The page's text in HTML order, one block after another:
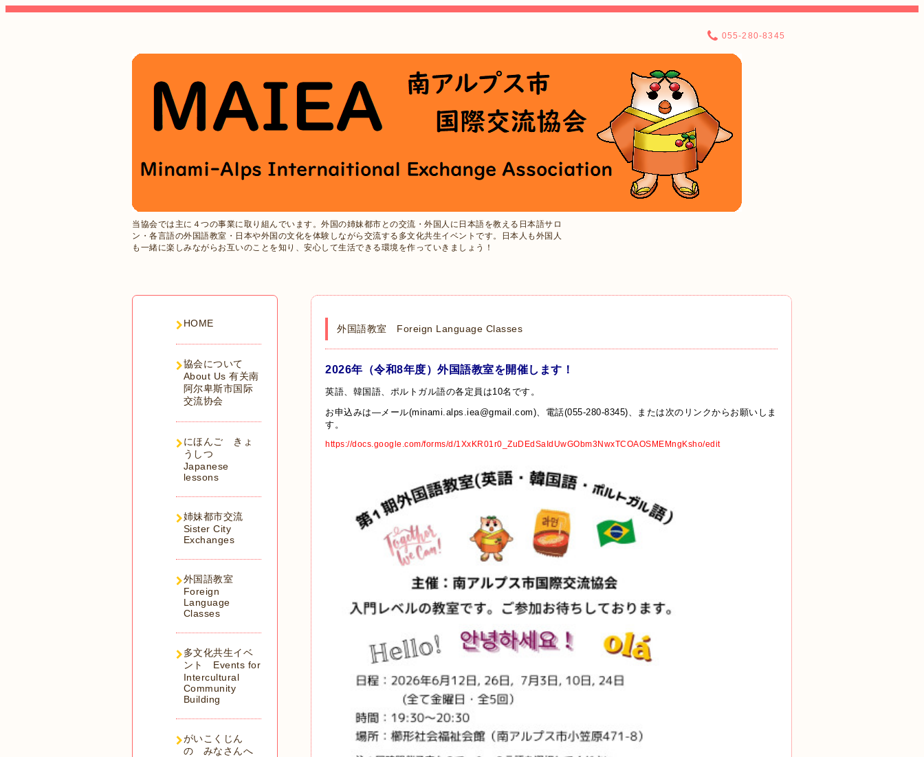
当協会では主に４つの事業に取り組んでいます。外国の姉妹都市との交流・外国人に日本語を教える日本語サロ
ン・各言語の外国語教室・日本や外国の文化を体験しながら交流する多文化共生イベントです。日本人も外国人
も一緒に楽しみながらお互いのことを知り、安心して生活できる環境を作っていきましょう！
055-280-8345
外国語教室 Foreign Language Classes
2026年（令和8年度）外国語教室を開催します！
英語、韓国語、ポルトガル語の各定員は10名です。
お申込みは―メール(minami.alps.iea@gmail.com)、電話(055-280-8345)、または次のリンクからお願いしま
す。
https://docs.google.com/forms/d/1XxKR01r0_ZuDEdSaIdUwGObm3NwxTCOAOSMEMngKsho/edit
HOME
協会について
About Us 有关南
阿尔卑斯市国际
交流协会
にほんご きょ
うしつ
Japanese
lessons
姉妹都市交流
Sister City
Exchanges
外国語教室
Foreign
Language
Classes
多文化共生イベ
ント Events for
Intercultural
Community
Building
がいこくじん
の みなさんへ